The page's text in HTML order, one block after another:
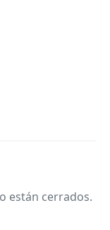
están cerrados.